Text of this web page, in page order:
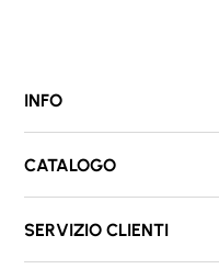
INFO
CATALOGO
SERVIZIO CLIENTI